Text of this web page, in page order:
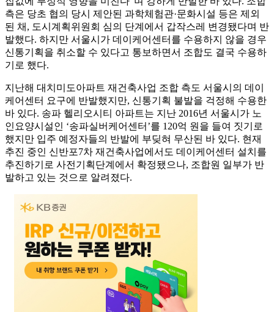
측은 당초 협의 당시 제안된 과학체험관·문화시설 등은 제외
된 채, 도시계획위원회 심의 단계에서 갑작스레 변경됐다며 반
발했다. 하지만 서울시가 데이케어센터를 수용하지 않을 경우
신통기획을 취소할 수 있다고 통보하면서 조합도 결국 수용하
기로 했다.
지난해 대치미도아파트 재건축사업 조합 측도 서울시의 데이
케어센터 요구에 반발했지만, 신통기획 불발을 걱정해 수용한
바 있다. 송파 헬리오시티 아파트는 지난 2016년 서울시가 노
인요양시설인 ‘송파실버케어센터’를 120억 원을 들여 짓기로
했지만 입주 예정자들의 반발에 부딪혀 무산된 바 있다. 현재
추진 중인 신반포7차 재건축사업에서도 데이케어센터 설치를
추진하기로 사전기획단계에서 확정됐으나, 조합원 일부가 반
발하고 있는 것으로 알려졌다.